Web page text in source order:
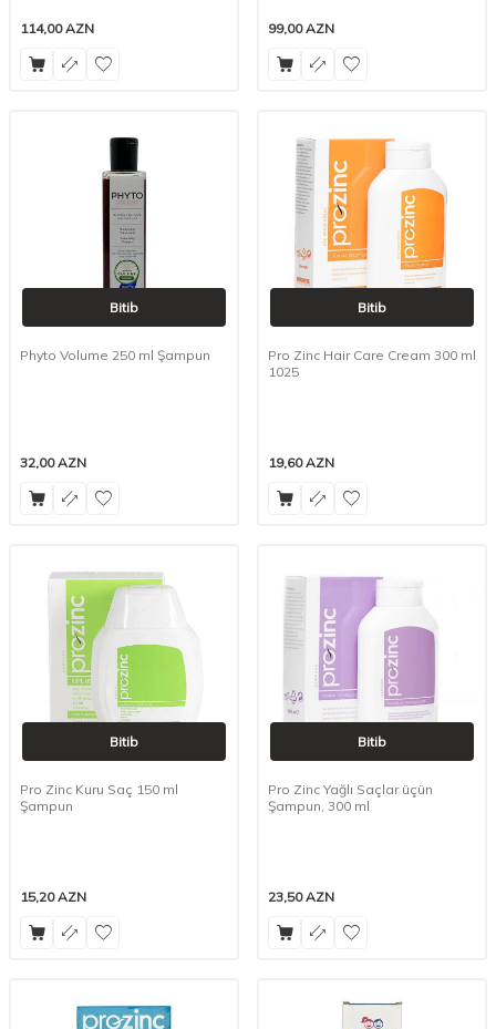
114,00AZN 99,00AZN
Bitib
Phyto Volume 250 ml Şampun
32,00AZN
Bitib
Pro Zinc Hair Care Cream 300 ml
1025
19,60AZN
Bitib
Pro Zinc Kuru Saç 150 ml
Şampun
15,20AZN
Bitib
Pro Zinc Yağlı Saçlar üçün
Şampun, 300 ml
23,50AZN